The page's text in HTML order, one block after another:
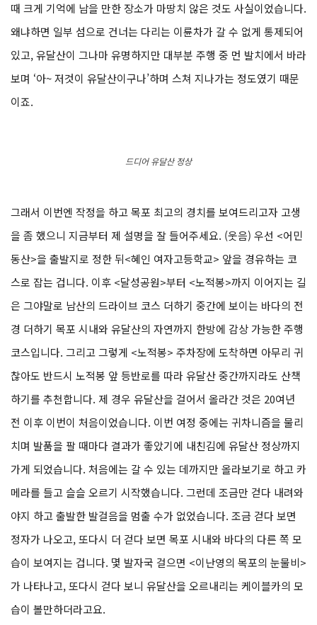
때 크게 기억에 남을 만한 장소가 마땅치 않은 것도 사실이었습니다.
왜냐하면 일부 섬으로 건너는 다리는 이륜차가 갈 수 없게 통제되어
있고, 유달산이 그나마 유명하지만 대부분 주행 중 먼 발치에서 바라
보며 ‘아~ 저것이 유달산이구나’하며 스쳐 지나가는 정도였기 때문
이죠.
드디어 유달산 정상
그래서 이번엔 작정을 하고 목포 최고의 경치를 보여드리고자 고생
을 좀 했으니 지금부터 제 설명을 잘 들어주세요. (웃음) 우선 <어민
동산>을 출발지로 정한 뒤<혜인 여자고등학교> 앞을 경유하는 코
스로 잡는 겁니다. 이후 <달성공원>부터 <노적봉>까지 이어지는 길
은 그야말로 남산의 드라이브 코스 더하기 중간에 보이는 바다의 전
경 더하기 목포 시내와 유달산의 자연까지 한방에 감상 가능한 주행
코스입니다. 그리고 그렇게 <노적봉> 주차장에 도착하면 아무리 귀
찮아도 반드시 노적봉 앞 등반로를 따라 유달산 중간까지라도 산책
하기를 추천합니다. 제 경우 유달산을 걸어서 올라간 것은 20여년
전 이후 이번이 처음이었습니다. 이번 여정 중에는 귀차니즘을 물리
치며 발품을 팔 때마다 결과가 좋았기에 내친김에 유달산 정상까지
가게 되었습니다. 처음에는 갈 수 있는 데까지만 올라보기로 하고 카
메라를 들고 슬슬 오르기 시작했습니다. 그런데 조금만 걷다 내려와
야지 하고 출발한 발걸음을 멈출 수가 없었습니다. 조금 걷다 보면
정자가 나오고, 또다시 더 걷다 보면 목포 시내와 바다의 다른 쪽 모
습이 보여지는 겁니다. 몇 발자국 걸으면 <이난영의 목포의 눈물비>
가 나타나고, 또다시 걷다 보니 유달산을 오르내리는 케이블카의 모
습이 볼만하더라고요.